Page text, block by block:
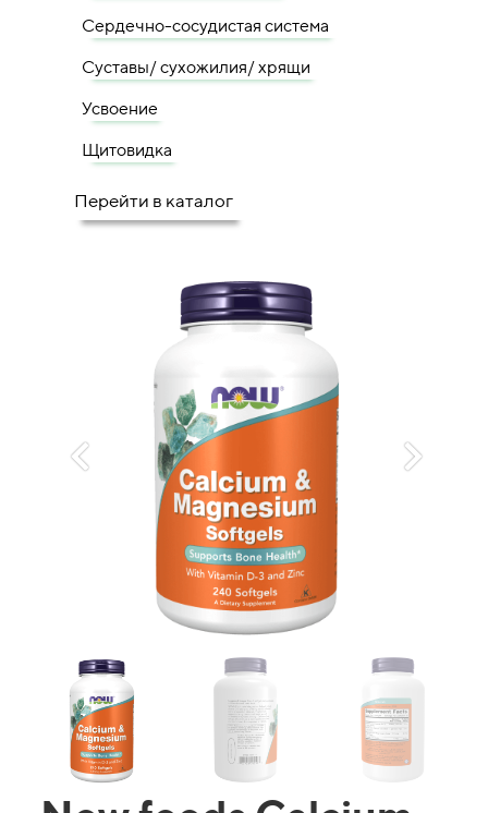
Сердечно-сосудистая система
Суставы/ сухожилия/ хрящи
Усвоение
Щитовидка
Перейти в каталог